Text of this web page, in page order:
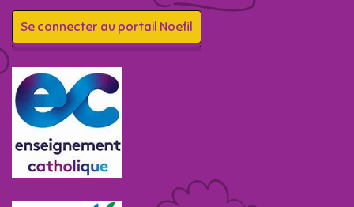
Se connecter au portail Noefil